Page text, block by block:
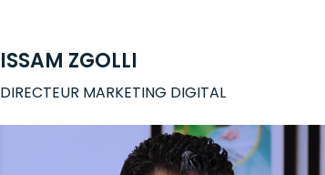
ISSAM ZGOLLI
DIRECTEUR MARKETING DIGITAL